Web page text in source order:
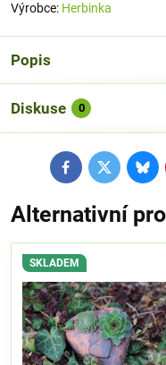
Výrobce: Herbinka
Popis
Diskuse 0
FacebookTwitter
Alternativní
SKLADEM